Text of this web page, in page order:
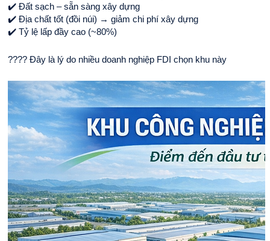
✔️ Đất sạch – sẵn sàng xây dựng
✔️ Địa chất tốt (đồi núi) → giảm chi phí xây dựng
✔️ Tỷ lệ lấp đầy cao (~80%)
???? Đây là lý do nhiều doanh nghiệp FDI chọn khu này